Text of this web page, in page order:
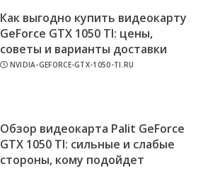
Как выгодно купить видеокарту
GeForce GTX 1050 TI: цены,
советы и варианты доставки
NVIDIA-GEFORCE-GTX-1050-TI.RU
Обзор видеокарта Palit GeForce
GTX 1050 TI: сильные и слабые
стороны, кому подойдет